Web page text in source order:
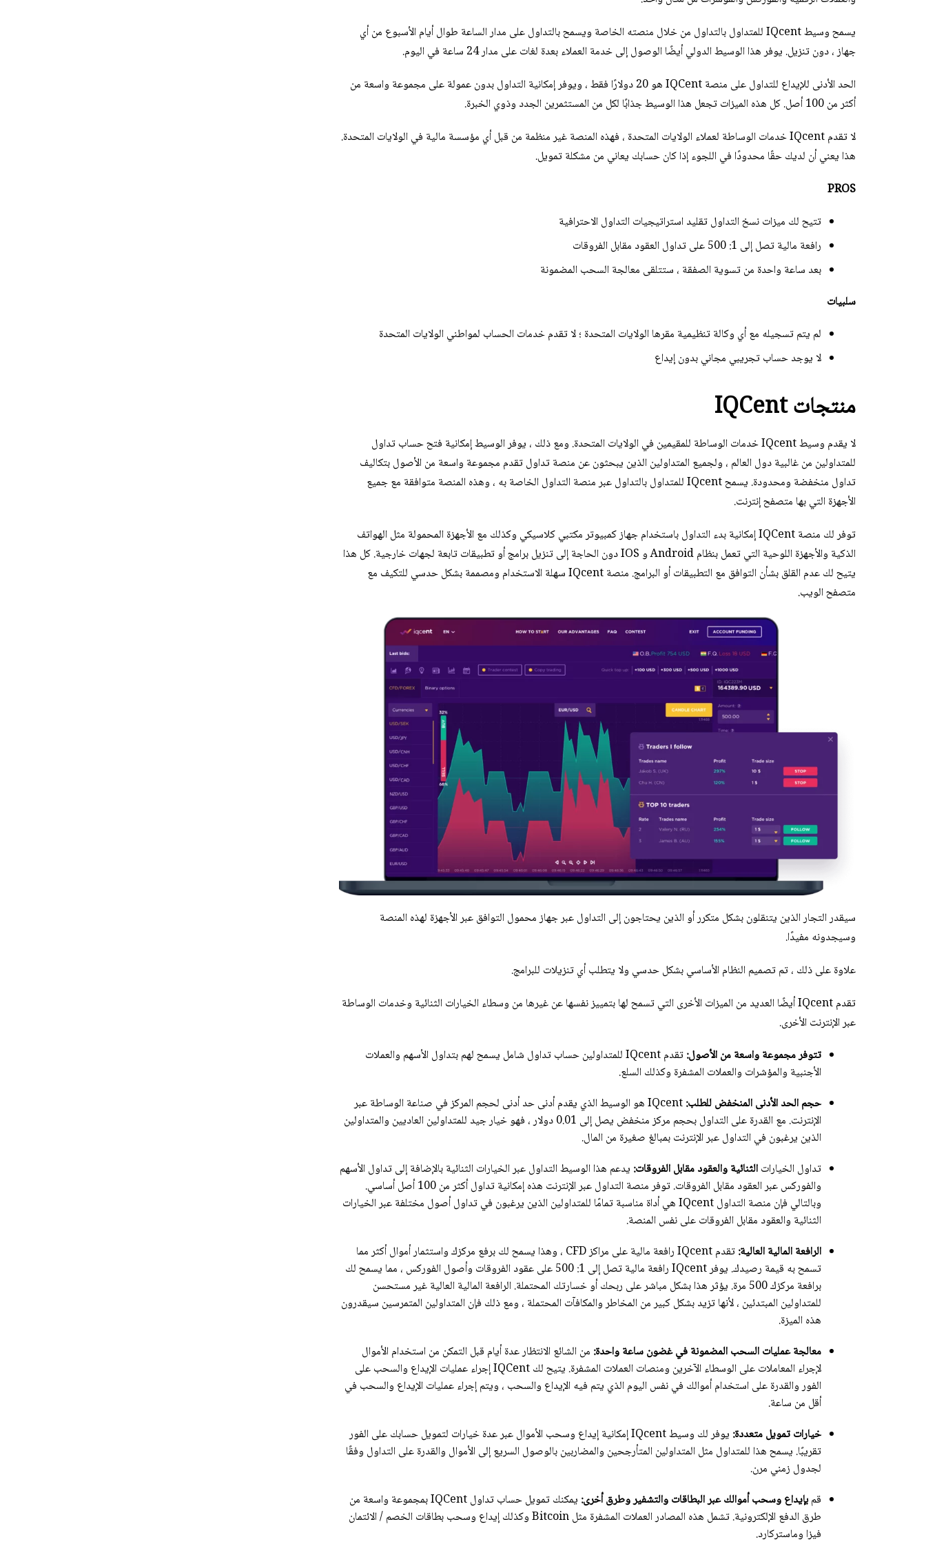
Hrvatski
Bosanski
Oʻzbek
يسمح وسيط IQcent للمتداول بالتداول من خلال منصته الخاصة ويسمح بالتداول على مدار الساعة طوال أيام الأسبوع من أي
جهاز ، دون تنزيل. يوفر هذا الوسيط الدولي أيضًا الوصول إلى خدمة العملاء بعدة لغات على مدار 24 ساعة في اليوم.
الحد الأدنى للإيداع للتداول على منصة IQCent هو 20 دولارًا فقط ، ويوفر إمكانية التداول بدون عمولة على مجموعة واسعة من
أكثر من 100 أصل. كل هذه الميزات تجعل هذا الوسيط جذابًا لكل من المستثمرين الجدد وذوي الخبرة.
لا تقدم IQcent خدمات الوساطة لعملاء الولايات المتحدة ، فهذه المنصة غير منظمة من قبل أي مؤسسة مالية في الولايات المتحدة.
هذا يعني أن لديك حقًا محدودًا في اللجوء إذا كان حسابك يعاني من مشكلة تمويل.
PROS
تتيح لك ميزات نسخ التداول تقليد استراتيجيات التداول الاحترافية
رافعة مالية تصل إلى 1: 500 على تداول العقود مقابل الفروقات
بعد ساعة واحدة من تسوية الصفقة ، ستتلقى معالجة السحب المضمونة
سلبيات
لم يتم تسجيله مع أي وكالة تنظيمية مقرها الولايات المتحدة ؛ لا تقدم خدمات الحساب لمواطني الولايات المتحدة
لا يوجد حساب تجريبي مجاني بدون إيداع
منتجات IQCent
لا يقدم وسيط IQcent خدمات الوساطة للمقيمين في الولايات المتحدة. ومع ذلك ، يوفر الوسيط إمكانية فتح حساب تداول
للمتداولين من غالبية دول العالم ، ولجميع المتداولين الذين يبحثون عن منصة تداول تقدم مجموعة واسعة من الأصول بتكاليف
تداول منخفضة ومحدودة. يسمح IQcent للمتداول بالتداول عبر منصة التداول الخاصة به ، وهذه المنصة متوافقة مع جميع
الأجهزة التي بها متصفح إنترنت.
توفر لك منصة IQCent إمكانية بدء التداول باستخدام جهاز كمبيوتر مكتبي كلاسيكي وكذلك مع الأجهزة المحمولة مثل الهواتف
الذكية والأجهزة اللوحية التي تعمل بنظام Android و IOS دون الحاجة إلى تنزيل برامج أو تطبيقات تابعة لجهات خارجية. كل هذا
يتيح لك عدم القلق بشأن التوافق مع التطبيقات أو البرامج. منصة IQcent سهلة الاستخدام ومصممة بشكل حدسي للتكيف مع
متصفح الويب.
سيقدر التجار الذين يتنقلون بشكل متكرر أو الذين يحتاجون إلى التداول عبر جهاز محمول التوافق عبر الأجهزة لهذه المنصة
وسيجدونه مفيدًا.
علاوة على ذلك ، تم تصميم النظام الأساسي بشكل حدسي ولا يتطلب أي تنزيلات للبرامج.
تقدم IQcent أيضًا العديد من الميزات الأخرى التي تسمح لها بتمييز نفسها عن غيرها من وسطاء الخيارات الثنائية وخدمات الوساطة
عبر الإنترنت الأخرى.
تتوفر مجموعة واسعة من الأصول:
تقدم IQcent للمتداولين حساب تداول شامل يسمح لهم بتداول الأسهم والعملات
الأجنبية والمؤشرات والعملات المشفرة وكذلك السلع.
حجم الحد الأدنى المنخفض للطلب:
IQcent هو الوسيط الذي يقدم أدنى حد أدنى لحجم المركز في صناعة الوساطة عبر
الإنترنت. مع القدرة على التداول بحجم مركز منخفض يصل إلى 0.01 دولار ، فهو خيار جيد للمتداولين العاديين والمتداولين
الذين يرغبون في التداول عبر الإنترنت بمبالغ صغيرة من المال.
تداول الخياراتالثنائية والعقود مقابل الفروقات: يدعم هذا الوسيط التداول عبر الخيارات الثنائية بالإضافة إلى تداول الأسهم
والفوركس عبر العقود مقابل الفروقات. توفر منصة التداول عبر الإنترنت هذه إمكانية تداول أكثر من 100 أصل أساسي.
وبالتالي فإن منصة التداول IQcent هي أداة مناسبة تمامًا للمتداولين الذين يرغبون في تداول أصول مختلفة عبر الخيارات
الثنائية والعقود مقابل الفروقات على نفس المنصة.
الرافعة المالية العالية:
تقدم IQcent رافعة مالية على مراكز CFD ، وهذا يسمح لك برفع مركزك واستثمار أموال أكثر مما
تسمح به قيمة رصيدك. يوفر IQcent رافعة مالية تصل إلى 1: 500 على عقود الفروقات وأصول الفوركس ، مما يسمح لك
برافعة مركزك 500 مرة. يؤثر هذا بشكل مباشر على ربحك أو خسارتك المحتملة. الرافعة المالية العالية غير مستحسن
للمتداولين المبتدئين ، لأنها تزيد بشكل كبير من المخاطر والمكافآت المحتملة ، ومع ذلك فإن المتداولين المتمرسين سيقدرون
هذه الميزة.
معالجة عمليات السحب المضمونة في غضون ساعة واحدة: من الشائع الانتظار عدة أيام قبل التمكن من استخدام الأموال
لإجراء المعاملات على الوسطاء الآخرين ومنصات العملات المشفرة. يتيح لك IQCent إجراء عمليات الإيداع والسحب على
الفور والقدرة على استخدام أموالك في نفس اليوم الذي يتم فيه الإيداع والسحب ، ويتم إجراء عمليات الإيداع والسحب في
أقل من ساعة.
خيارات تمويل متعددة:
يوفر لك وسيط IQcent إمكانية إيداع وسحب الأموال عبر عدة خيارات لتمويل حسابك على الفور
تقريبًا. يسمح هذا للمتداول مثل المتداولين المتأرجحين والمضاربين بالوصول السريع إلى الأموال والقدرة على التداول وفقًا
لجدول زمني مرن.
قمبإيداع وسحب أموالك عبر البطاقات والتشفير وطرق أخرى:
يمكنك تمويل حساب تداول IQCent بمجموعة واسعة من
طرق الدفع الإلكترونية. تشمل هذه المصادر العملات المشفرة مثل Bitcoin وكذلك إيداع وسحب بطاقات الخصم / الائتمان
فيزا وماستركارد.